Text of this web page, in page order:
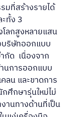
มที่สร้างรายได้
ทั้ง 3
ลกสูงหลายแสน
บริษัทออกแบบ
ด  เนื่องจาก
นการออกแบบ
ลน และขาดการ
ศึกษารุ่นใหม่ไม่
านทางด้านที่เป็น